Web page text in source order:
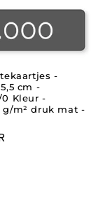
-
cm -
Kleur -
g/m² druk mat -